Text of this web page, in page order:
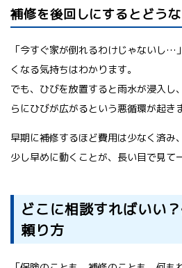
補修を後回しにするとどう
「今すぐ家が倒れるわけじゃないし…
くなる気持ちはわかります。
でも、ひびを放置すると雨水が浸入し
らにひびが広がるという悪循環が起き
早期に補修するほど費用は少なく済み
少し早めに動くことが、長い目で見て
どこに相談すればいい
頼り方